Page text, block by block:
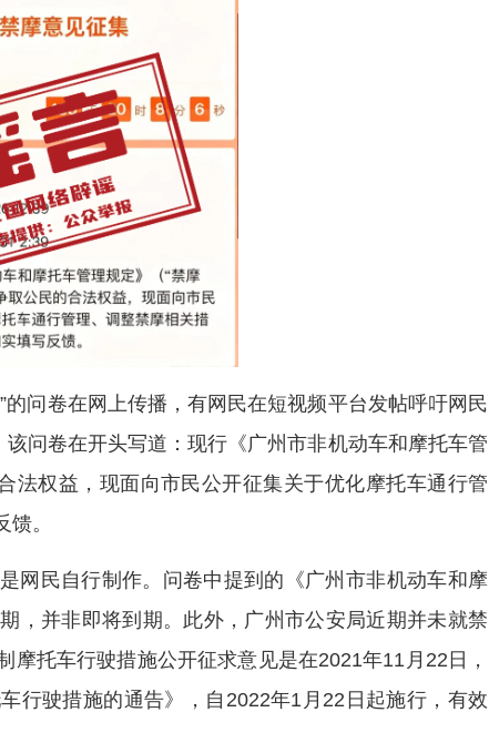
问卷在网上传播，有网民在短视频平台发帖呼吁网民
问卷在开头写道：现行《广州市非机动车和摩托车管
法权益，现面向市民公开征集关于优化摩托车通行管
。
网民自行制作。问卷中提到的《广州市非机动车和摩
，并非即将到期。此外，广州市公安局近期并未就禁
托车行驶措施公开征求意见是在2021年11月22日，
行驶措施的通告》，自2022年1月22日起施行，有效